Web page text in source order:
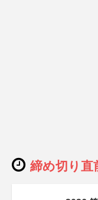
締め切り直